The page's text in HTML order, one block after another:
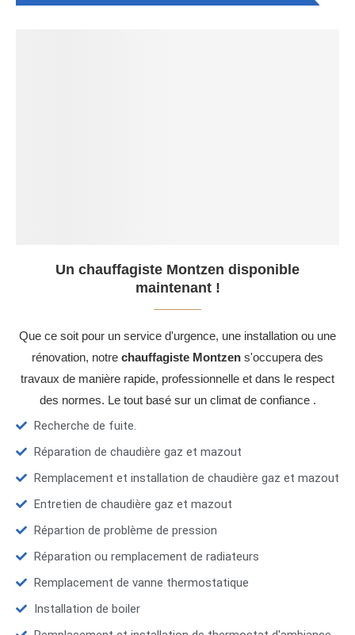
Un chauffagiste Montzen disponible
maintenant !
Que ce soit pour un service d'urgence, une installation ou une
rénovation, notre chauffagiste Montzen s'occupera des
travaux de manière rapide, professionnelle et dans le respect
des normes. Le tout basé sur un climat de confiance .
Recherche de fuite.
Réparation de chaudière gaz et mazout
Remplacement et installation de chaudière gaz et mazout
Entretien de chaudière gaz et mazout
Répartion de problème de pression
Réparation ou remplacement de radiateurs
Remplacement de vanne thermostatique
Installation de boiler